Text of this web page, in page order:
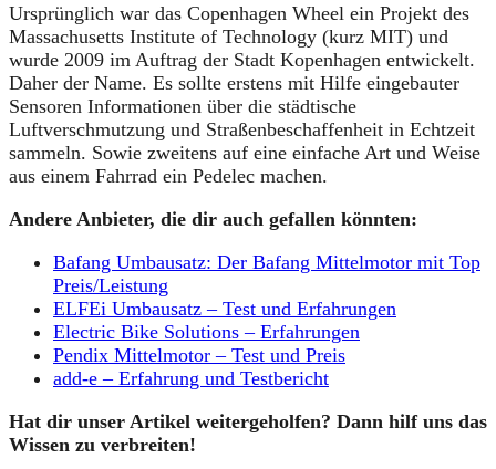
Ursprünglich war das Copenhagen Wheel ein Projekt des
Massachusetts Institute of Technology (kurz MIT) und
wurde 2009 im Auftrag der Stadt Kopenhagen entwickelt.
Daher der Name. Es sollte erstens mit Hilfe eingebauter
Sensoren Informationen über die städtische
Luftverschmutzung und Straßenbeschaffenheit in Echtzeit
sammeln. Sowie zweitens auf eine einfache Art und Weise
aus einem Fahrrad ein Pedelec machen.
Andere Anbieter, die dir auch gefallen könnten:
Bafang Umbausatz: Der Bafang Mittelmotor mit Top
Preis/Leistung
ELFEi Umbausatz – Test und Erfahrungen
Electric Bike Solutions – Erfahrungen
Pendix Mittelmotor – Test und Preis
add-e – Erfahrung und Testbericht
Hat dir unser Artikel weitergeholfen? Dann hilf uns das
Wissen zu verbreiten!